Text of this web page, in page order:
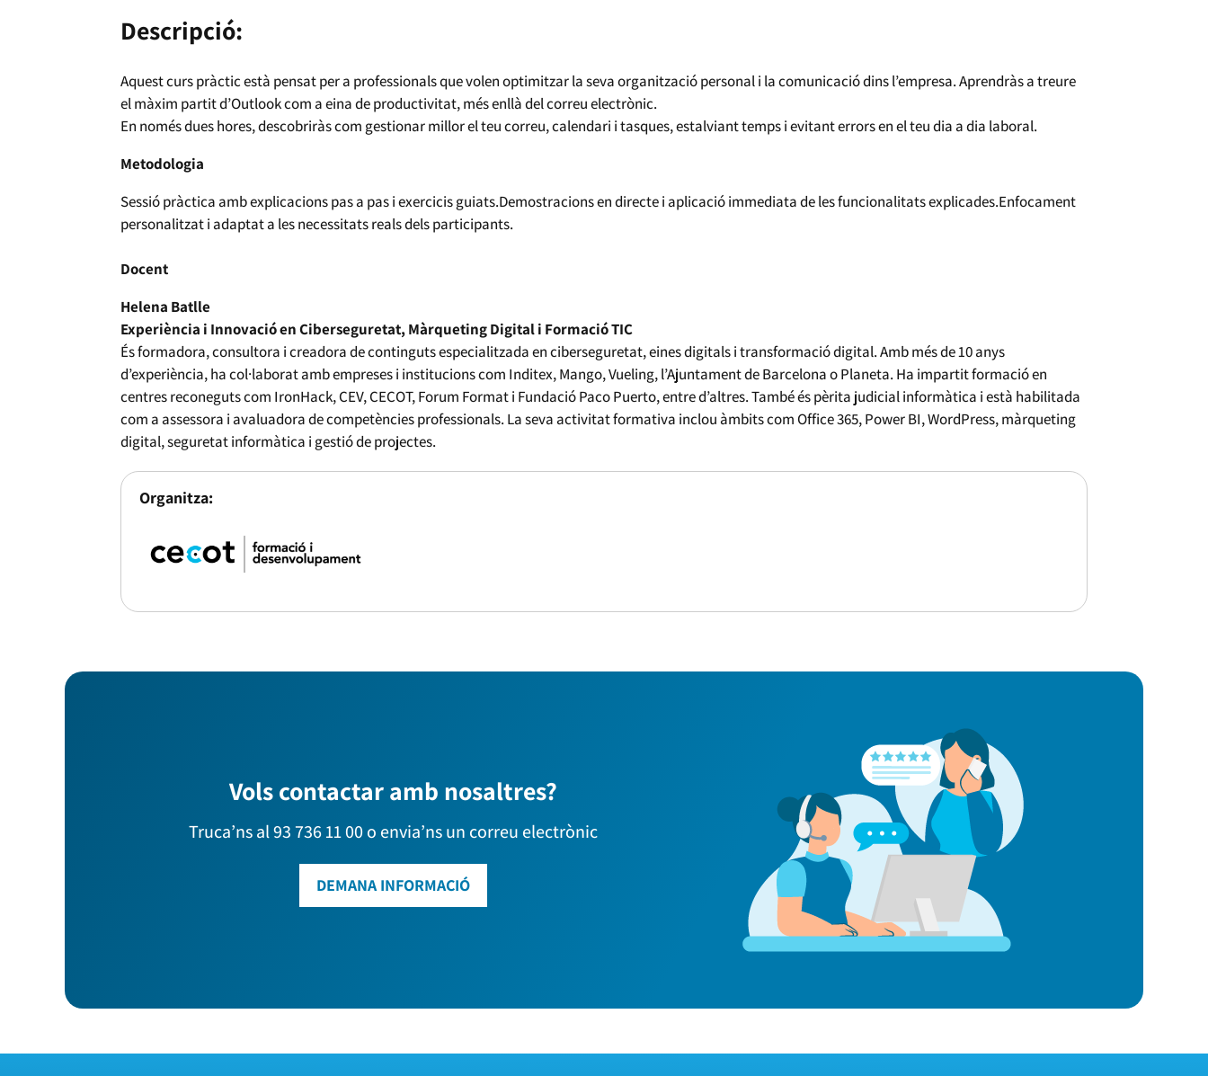
Descripció:
Aquest curs pràctic està pensat per a professionals que volen optimitzar la seva organització personal i la comunicació dins l’empresa. Aprendràs a treure
el màxim partit d’Outlook com a eina de productivitat, més enllà del correu electrònic.
En només dues hores, descobriràs com gestionar millor el teu correu, calendari i tasques, estalviant temps i evitant errors en el teu dia a dia laboral.
Metodologia
Sessió pràctica amb explicacions pas a pas i exercicis guiats.Demostracions en directe i aplicació immediata de les funcionalitats explicades.Enfocament
personalitzat i adaptat a les necessitats reals dels participants.
Docent
Helena Batlle
Experiència i Innovació en Ciberseguretat, Màrqueting Digital i Formació TIC
És formadora, consultora i creadora de continguts especialitzada en ciberseguretat, eines digitals i transformació digital. Amb més de 10 anys
d’experiència, ha col·laborat amb empreses i institucions com Inditex, Mango, Vueling, l’Ajuntament de Barcelona o Planeta. Ha impartit formació en
centres reconeguts com IronHack, CEV, CECOT, Forum Format i Fundació Paco Puerto, entre d’altres. També és pèrita judicial informàtica i està habilitada
com a assessora i avaluadora de competències professionals. La seva activitat formativa inclou àmbits com Office 365, Power BI, WordPress, màrqueting
digital, seguretat informàtica i gestió de projectes.
Organitza:
Vols contactar amb nosaltres?
Truca’ns al 93 736 11 00 o envia’ns un correu electrònic
DEMANA INFORMACIÓ